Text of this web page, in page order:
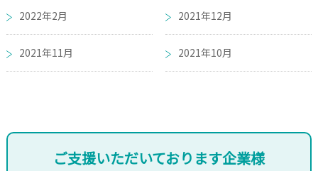
2022年2月 2021年12月
2021年11月 2021年10月
ご支援いただいております企業様